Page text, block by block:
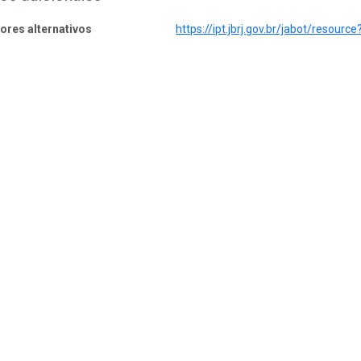
alternativos https://ipt.jbrj.gov.br/jabot/